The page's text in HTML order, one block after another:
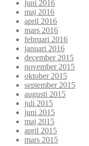
juni 2016
maj 2016
april 2016
mars 2016
februari 2016
januari 2016
december 2015
november 2015
oktober 2015
september 2015
augusti 2015
juli 2015
juni 2015
maj 2015
april 2015
mars 2015